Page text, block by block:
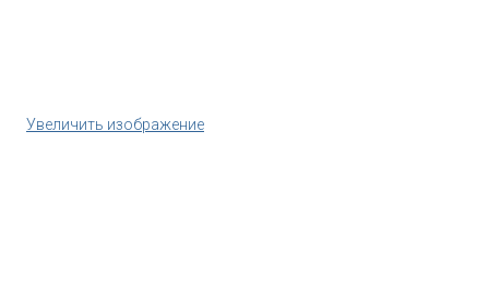
Увеличить изображение